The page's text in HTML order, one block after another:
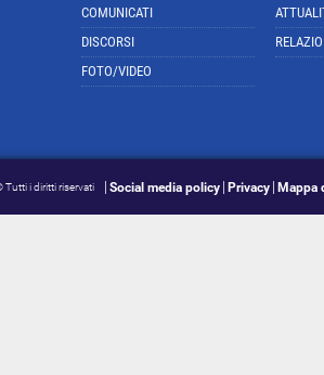
COMUNICATI
DISCORSI
FOTO/VIDEO
i diritti riservati Social media policy Privacy Mappa